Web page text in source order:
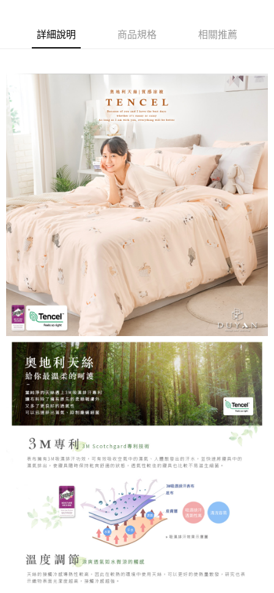
【大哥付你分期使用說明】
1.本服務由台灣大哥大提供，台灣大哥大用戶可立即使用無須另外申請。
3.實際核准額度、可分期數及費用金額請依後續交易確認頁面所載為準。
4.訂單成立30分鐘內，如未前往確認交易或遇審核未通過，訂單將自動取
消。如遇「轉專審核」未通過狀況，表示未達大哥付你分期系統評分，恕無
法說明評估內容。
1.分期款項不併入電信帳單，「大哥付你分期」於每月結算日後寄送繳費提
2.透過簡訊連結打開帳單後，可選擇「超商條碼／台灣大直營門市／銀行轉
帳／街口支付／iPASS MONEY」等通路繳費。
【注意事項】
1.本服務係由「台灣大哥大股份有限公司」（以下簡稱本公司）所提供，讓
用戶於交易時，得透過本服務購買商品或服務，並由商店將買賣／分期付款
買賣價金債權讓與本公司後，依約使用本公司帳單繳交帳款。
2.基於同意付款使用「大哥付你分期」之契約關係目的，商店將以您的個人
資料（包含姓名、電話或地址）提供予台灣大哥大進項蒐集、處理及利用，
由本公司與您本人進行分期帳單所需資料之確認、核對及更正。
3.完整用戶服務條款，請詳閱以下連結：
https://oppay.tw/userRule
AFTEE先享後付
【關於「AFTEE先享後付」】
AFTEE先享後付是「在收到商品之後才付款」的支付方式。 讓您購物簡單
１．簡單：不需註冊會員、不需綁卡、不需儲值。
２．便利：只要手機號碼，簡訊認證，即可結帳。
３．安心：先確認商品／服務後，再付款。
【「AFTEE先享後付」結帳流程】
１．於結帳方式選擇「AFTEE先享後付」後，將跳轉至「AFTEE先享後付」
結帳頁面，進行簡訊認證並確認金額後，即可完成結帳。
２．訂單成立數日內，您將收到繳費通知簡訊。
３．收到繳費通知簡訊後14天內，點擊此簡訊中的連結，可透過四大超商／
ATM／網路銀行／等多元方式進行付款，方視為交易完成。
※ 請注意：結帳手續完成當下不需立刻繳費，但若您需要取消訂單，請聯絡
購買商品的店家。未經商家同意取消之訂單仍視為有效，需透過AFTEE先享
後付繳納相關費用。
※ 交易是否成功請以「AFTEE先享後付 」之結帳頁面顯示為準，若有關於
是否繳費成功／繳費後需取消欲退款等相關疑問，請聯繫「AFTEE先享後付
客戶支援中心」
https://netprotections.freshdesk.com/support/home
【注意事項】
１．透過由恩沛科技股份有限公司提供之「AFTEE先享後付」服務完成之交
易，需依本服務之必要範圍內提供個人資料，並將交易相關給付款項請求債
權轉讓予恩沛科技股份有限公司。
２．關於個人資料處理事宜，請瀏覽以下網址：
https://aftee.tw/terms/#terms3
３．未成年的使用者請事先徵得法定代理人或監護人之同意方可使用
「AFTEE先享後付」，若未經同意申辦者引起之損失，本公司不負相關責
任。
４．使用「AFTEE先享後付」時，將依據個別帳號之用戶狀況，依本公司即
時審查核予不同之上限額度；若仍有額度不足之情形，本公司將視審查結果
請求用戶進行身份認證。
５．嚴禁一人註冊多個帳號或使用他人資訊註冊。若發現惡意使用之情形，
恩沛科技股份有限公司將有權停止該用戶之使用額度並採取法律行動。
Hami Point
相關說明
「Hami Point」為中華電信所提供之點數服務，可於會員專區綁定中華電信
會員帳號後，即可在購物車使用 Hami Point 折抵消費金額 (1點等於1元)。
ATM付款
全家取貨付款
每筆NT$60，滿NT$999(含以上)免運費
付款後全家取貨
每筆NT$60，滿NT$999(含以上)免運費
7-11取貨付款
每筆NT$60，滿NT$999(含以上)免運費
付款後7-11取貨
每筆NT$60，滿NT$999(含以上)免運費
新竹貨運
每筆NT$80，滿NT$999(含以上)免運費
詳細說明 商品規格 相關推薦